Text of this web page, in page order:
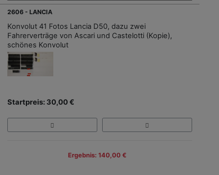
2606 - LANCIA
Konvolut 41 Fotos Lancia D50, dazu zwei
Fahrerverträge von Ascari und Castelotti (Kopie),
schönes Konvolut
Startpreis: 30,00 €
Ergebnis: 140,00 €